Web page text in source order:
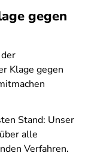
gegen
der
Klage gegen
Stand: Unser
alle
Verfahren.